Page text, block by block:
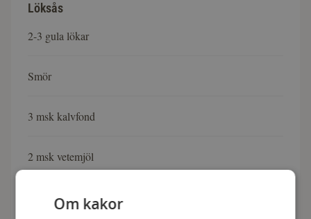
Löksås
2-3 gula lökar
Smör
3 msk kalvfond
2 msk vetemjöl
5 dl vattenOm kakor